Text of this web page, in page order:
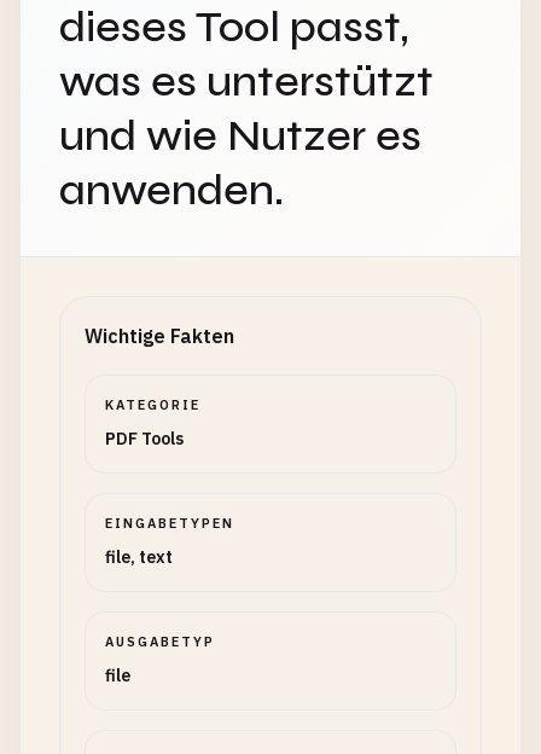
dieses Tool passt,
was es unterstützt
und wie Nutzer es
anwenden.
Wichtige Fakten
KATEGORIE
PDF Tools
EINGABETYPEN
file, text
AUSGABETYP
file